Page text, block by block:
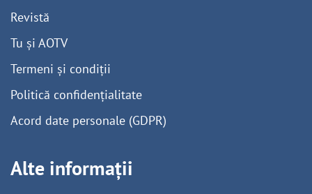
Revistă
Tu și AOTV
Termeni și condiții
Politică confidențialitate
Acord date personale (GDPR)
Alte informații